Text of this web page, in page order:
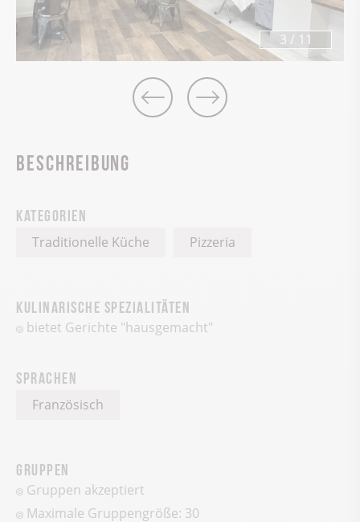
3 / 11
Beschreibung
Kategorien
Traditionelle Küche Pizzeria
Kulinarische Spezialitäten
bietet Gerichte "hausgemacht"
Sprachen
Französisch
Gruppen
Gruppen akzeptiert
Maximale Gruppengröße: 30